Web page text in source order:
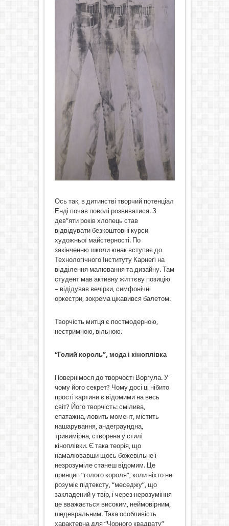
Ось так, в дитинстві творчий потенціал
Енді почав поволі розвиватися. З
дев”яти років хлопець став
відвідувати безкоштовні курси
художньої майстерності. По
закінченню школи юнак вступає до
Технологічного Інституту Карнеґі на
відділення малювання та дизайну. Там
студент мав активну життєву позицію
– відідував вечірки, симфонічні
оркестри, зокрема цікавився балетом.
Творчість митця є постмодерною,
нестримною, вільною.
“Голий король”, мода і кіноплівка
Повернімося до творчості Воргула. У
чому його секрет? Чому досі ці нібито
прості картини є відомими на весь
світ? Його творчість: смілива,
епатажна, ловить момент, містить
нашарування, андеграундна,
тривимірна, створена у стилі
кіноплівки. Є така теорія, що
намалювавши щось божевільне і
незрозуміле станеш відомим. Це
принцип “голого короля”, коли ніхто не
розуміє підтексту, “меседжу”, що
закладений у твір, і через нерозуміння
це вважається високим, неймовірним,
шедевральним. Така особливість
характерна для “Чорного квадрату”